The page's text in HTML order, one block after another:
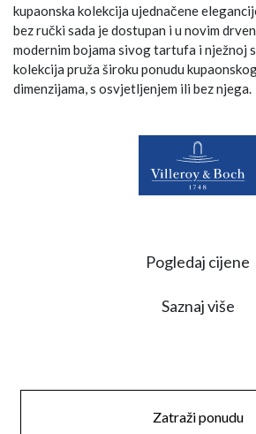
kupaonska kolekcija ujednačene
bez ručki sada je dostupan i u novim
modernim bojama sivog tartufa i nježnoj
kolekcija pruža široku ponudu
dimenzijama, s osvjetljenjem ili bez njega.
Pogledaj cijene
Saznaj više
Zatraži ponudu